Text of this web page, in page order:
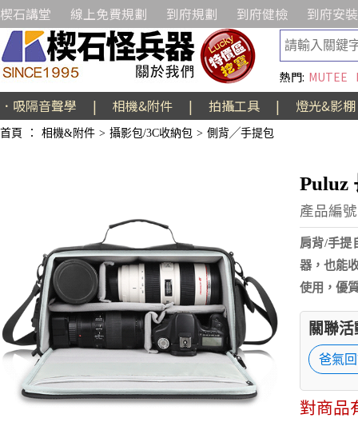
楔石講堂 線上免費規劃 到府規劃 到府健檢 到府安裝
熱門: MUTEE
．吸隔音聲學 | 相機&附件 | 拍攝工具 | 燈光&影棚
首頁 ： 相機&附件 > 攝影包/3C收納包 > 側背╱手提包
Puluz
產品編
肩背/手提
器，也能
使用，優
關聯
爸氣
對商品